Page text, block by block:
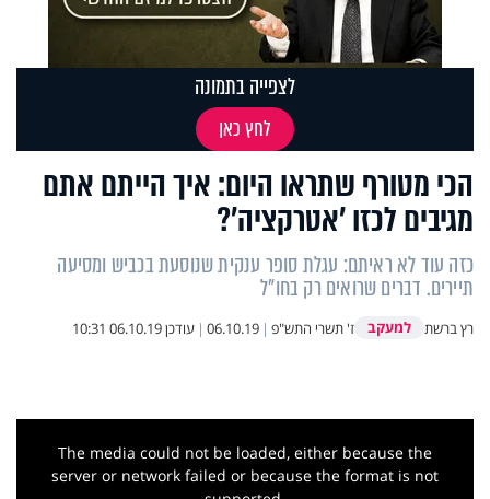
הכי מטורף שתראו היום: איך הייתם אתם
מגיבים לכזו ’אטרקציה’?
כזה עוד לא ראיתם: עגלת סופר ענקית שנוסעת בכביש ומסיעה
תיירים. דברים שרואים רק בחו"ל
רץ ברשת למעקב ז' תשרי התש"פ |
06.10.19
| עודכן06.10.19 10:31
לצפייה בתמונה
לחץ כאן
The media could not be loaded, either because the
server or network failed or because the format is not